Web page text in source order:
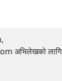
अभिलेखको लागि